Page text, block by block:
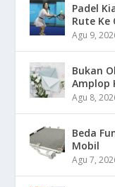
Padel
Rute Ke
Agu 9,
Bukan
Amplop
Agu 8,
Beda
Mobil
Agu 7,